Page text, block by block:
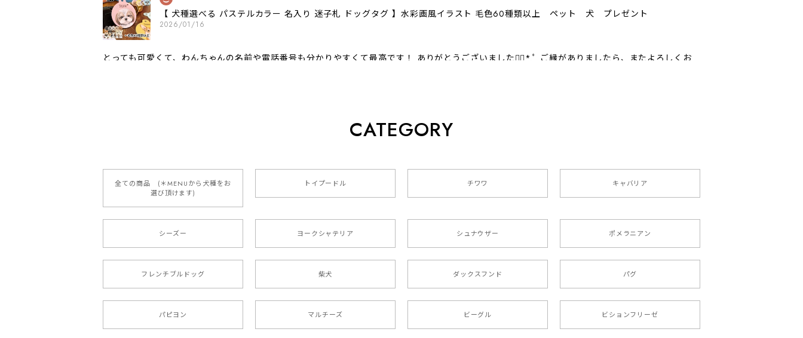
【 犬種選べる パステルカラー 名入り 迷子札 ドッグタグ 】水彩画風イラスト 毛色60種類以上 ペット 犬 プレゼント
2026/01/16
とっても可愛くて、わんちゃんの名前や電話番号も分かりやすくて最高です！ ありがとうございました❁⃘*.ﾟ ご縁がありましたら、またよろしくお
【 自然に囲まれた ダックスフンド 】 キャニスター 保存容器 お家用 プレゼント 犬 ペット うちの子 犬グッズ
【 ボーダーコリー 水彩画風 毛色4色 】 手帳 スマホケース 犬 うちの子 iPhone & Android
2025/05/09
もう叫ぶほど可愛くて最高です。 届いた袋まで可愛かったです。 ご連絡が取りづらい点だけ少し不安になりましたが、商品の素敵さでチャラです。
本当に可愛い。ありがとうございます。
【 キュンです ボーダーコリー 】 手帳 スマホケース 犬 うちの子 プレゼント ペット Android対応
2024/10/28
CATEGORY
全ての商品 (＊MENUから犬種をお
選び頂けます)
トイプードル チワワ キャバリア
シーズー ヨークシャテリア シュナウザー ポメラニアン
フレンチブルドッグ 柴犬 ダックスフンド パグ
パピヨン マルチーズ ビーグル ビションフリーゼ